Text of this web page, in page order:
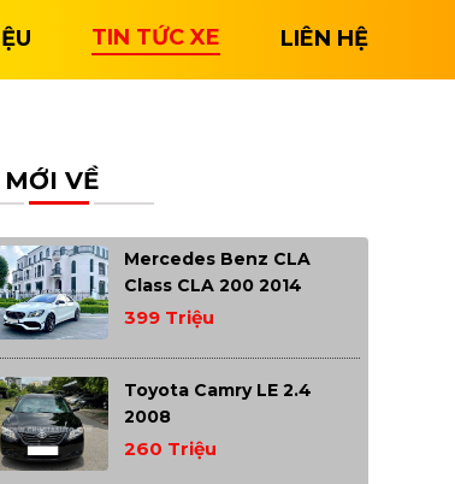
TIN TỨC XE LIÊN HỆ
MỚI VỀ
Mercedes Benz CLA
Class CLA 200 2014
399 Triệu
Toyota Camry LE 2.4
2008
260 Triệu